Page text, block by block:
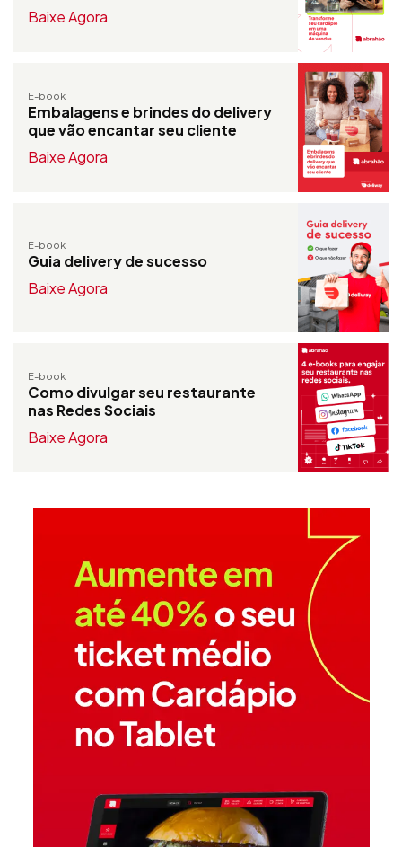
Baixe Agora
E-book
Embalagens e brindes do delivery
que vão encantar seu cliente
Baixe Agora
E-book
Guia delivery de sucesso
Baixe Agora
E-book
Como divulgar seu restaurante
nas Redes Sociais
Baixe Agora